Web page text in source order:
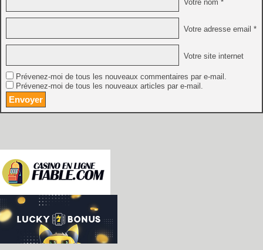
Votre nom *
Votre adresse email *
Votre site internet
Prévenez-moi de tous les nouveaux commentaires par e-mail.
Prévenez-moi de tous les nouveaux articles par e-mail.